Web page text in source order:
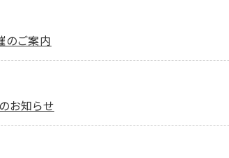
のご案内
お知らせ